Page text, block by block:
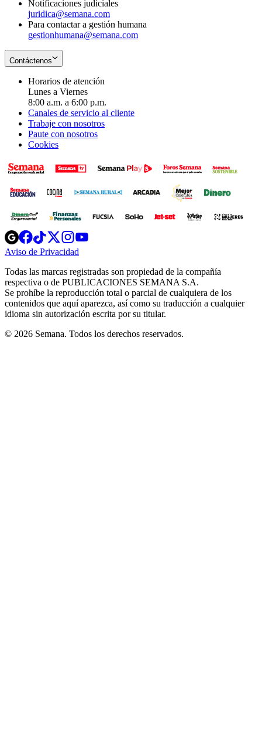
Notificaciones judiciales
juridica@semana.com
Para contactar a gestión humana
gestionhumana@semana.com
Contáctenos
Horarios de atención
Lunes a Viernes
8:00 a.m. a 6:00 p.m.
Canales de servicio al cliente
Trabaje con nosotros
Paute con nosotros
Cookies
Opens
in
new
Opens
in
new
Opens
in
new
window
Opens
new
windowwindow
Aviso de Privacidad
new
window
Todas las marcas registradas son propiedad de la compañía
respectiva o de PUBLICACIONES SEMANA S.A.
Se prohíbe la reproducción total o parcial de cualquiera de los
contenidos que aquí aparezca, así como su traducción a cualquier
idioma sin autorización escrita por su titular.
© 2026 Semana. Todos los derechos reservados.